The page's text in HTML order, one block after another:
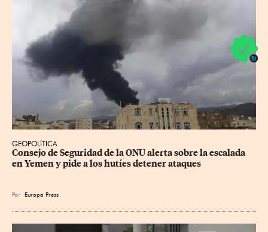
GEOPOLÍTICA
Consejo de Seguridad de la ONU alerta sobre la escalada
en Yemen y pide a los hutíes detener ataques
Por Europa Press